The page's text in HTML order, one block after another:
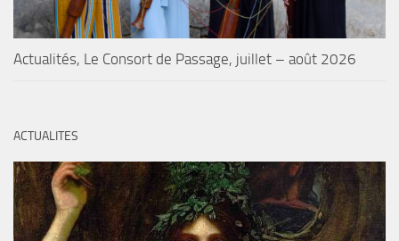
Actualités, Le Consort de Passage, juillet – août 2026
ACTUALITES